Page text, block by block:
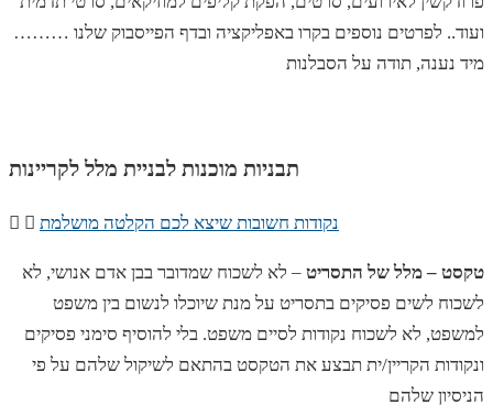
ועוד.. לפרטים נוספים בקרו באפליקציה ובדף הפייסבוק שלנו ………
מיד נענה, תודה על הסבלנות
תבניות מוכנות לבניית מלל לקריינות
נקודות חשובות שיצא לכם הקלטה מושלמת
טקסט – מלל של התסריט – לא לשכוח שמדובר בבן אדם אנושי, לא
לשכוח לשים פסיקים בתסריט על מנת שיוכלו לנשום בין משפט
למשפט, לא לשכוח נקודות לסיים משפט. בלי להוסיף סימני פסיקים
ונקודות הקריין/ית תבצע את הטקסט בהתאם לשיקול שלהם על פי
הניסיון שלהם